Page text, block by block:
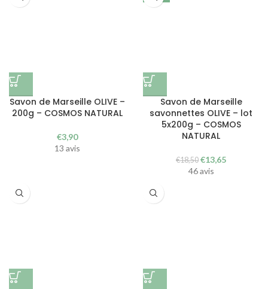
Savon de Marseille OLIVE –
200g – COSMOS NATURAL
€3,90
13 avis
Savon de Marseille
savonnettes OLIVE – lot
5x200g – COSMOS
NATURAL
€18,50 Le
prix
€13,65Le
46 avis